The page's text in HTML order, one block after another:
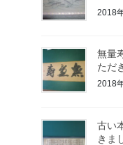
2018
無量
ただ
2018
古い
きま